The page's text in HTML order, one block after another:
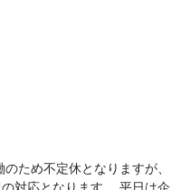
ため不定休となりますが、